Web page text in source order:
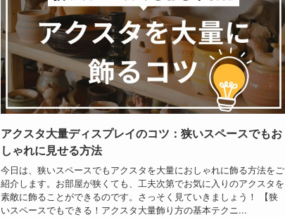
アクスタ大量ディスプレイのコツ：狭いスペースでもお
しゃれに見せる方法
今日は、狭いスペースでもアクスタを大量におしゃれに飾る方法をご
紹介します。お部屋が狭くても、工夫次第でお気に入りのアクスタを
素敵に飾ることができるのです。さっそく見ていきましょう！ 【狭
いスペースでもできる！アクスタ大量飾り方の基本テクニ...